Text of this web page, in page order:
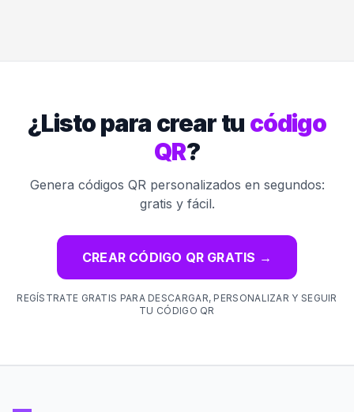
¿Listo para crear tu código
QR?
Genera códigos QR personalizados en segundos:
gratis y fácil.
CREAR CÓDIGO QR GRATIS →
REGÍSTRATE GRATIS PARA DESCARGAR, PERSONALIZAR Y SEGUIR
TU CÓDIGO QR